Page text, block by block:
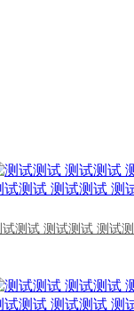
试测试 测试测试 测试